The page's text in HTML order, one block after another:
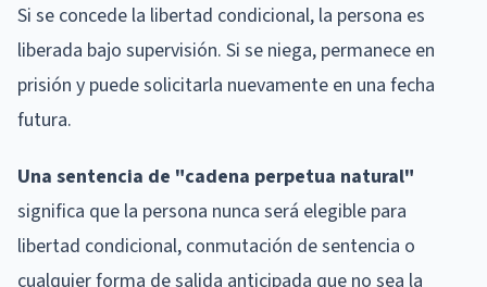
Si se concede la libertad condicional, la persona es
liberada bajo supervisión. Si se niega, permanece en
prisión y puede solicitarla nuevamente en una fecha
futura.
Una sentencia de "cadena perpetua natural"
significa que la persona nunca será elegible para
libertad condicional, conmutación de sentencia o
cualquier forma de salida anticipada que no sea la